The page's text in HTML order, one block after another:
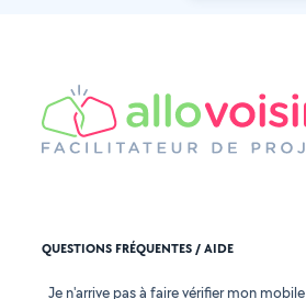
QUESTIONS FRÉQUENTES / AIDE
Je n'arrive pas à faire vérifier mon mobile